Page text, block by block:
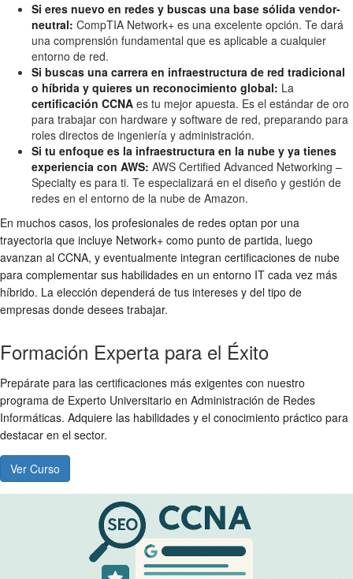
Si eres nuevo en redes y buscas una base sólida vendor-
neutral: CompTIA Network+ es una excelente opción. Te dará
una comprensión fundamental que es aplicable a cualquier
entorno de red.
Si buscas una carrera en infraestructura de red tradicional
o híbrida y quieres un reconocimiento global: La
certificación CCNA es tu mejor apuesta. Es el estándar de oro
para trabajar con hardware y software de red, preparando para
roles directos de ingeniería y administración.
Si tu enfoque es la infraestructura en la nube y ya tienes
experiencia con AWS: AWS Certified Advanced Networking –
Specialty es para ti. Te especializará en el diseño y gestión de
redes en el entorno de la nube de Amazon.
En muchos casos, los profesionales de redes optan por una
trayectoria que incluye Network+ como punto de partida, luego
avanzan al CCNA, y eventualmente integran certificaciones de nube
para complementar sus habilidades en un entorno IT cada vez más
híbrido. La elección dependerá de tus intereses y del tipo de
empresas donde desees trabajar.
Formación Experta para el Éxito
Prepárate para las certificaciones más exigentes con nuestro
programa de Experto Universitario en Administración de Redes
Informáticas. Adquiere las habilidades y el conocimiento práctico para
destacar en el sector.
Ver Curso